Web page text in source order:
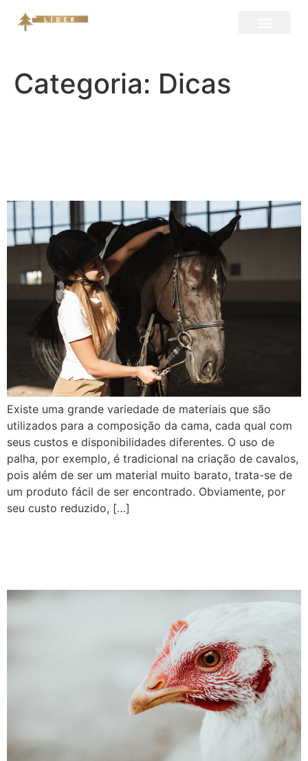
Categoria: Dicas
Existe uma grande variedade de materiais que são
utilizados para a composição da cama, cada qual com
seus custos e disponibilidades diferentes. O uso de
palha, por exemplo, é tradicional na criação de cavalos,
pois além de ser um material muito barato, trata-se de
um produto fácil de ser encontrado. Obviamente, por
seu custo reduzido, […]